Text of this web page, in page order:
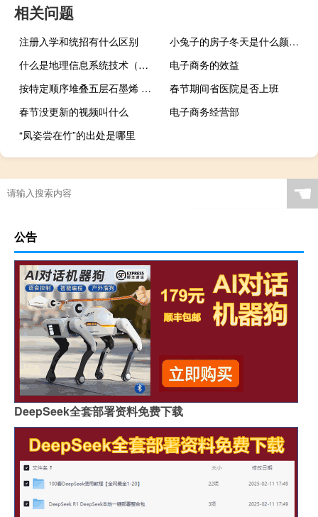
相关问题
注册入学和统招有什么区别
小兔子的房子冬天是什么颜色的
什么是地理信息系统技术（什么是地理信息系统）
电子商务的效益
按特定顺序堆叠五层石墨烯 铅笔芯巧变电子“黄金”
春节期间省医院是否上班
春节没更新的视频叫什么
电子商务经营部
“凤姿尝在竹”的出处是哪里
☚
公告
DeepSeek全套部署资料免费下载